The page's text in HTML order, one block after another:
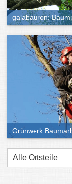
galabauron:
Grünwerk
Alle Ortsteile